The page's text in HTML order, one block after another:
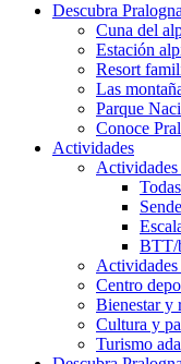
Descubra
Cuna del
Estación
Resort
Las
Parque
Conoce
Actividades
Actividades
BTT/
Actividades
Centro
Bienestar y
Cultura y
Turismo